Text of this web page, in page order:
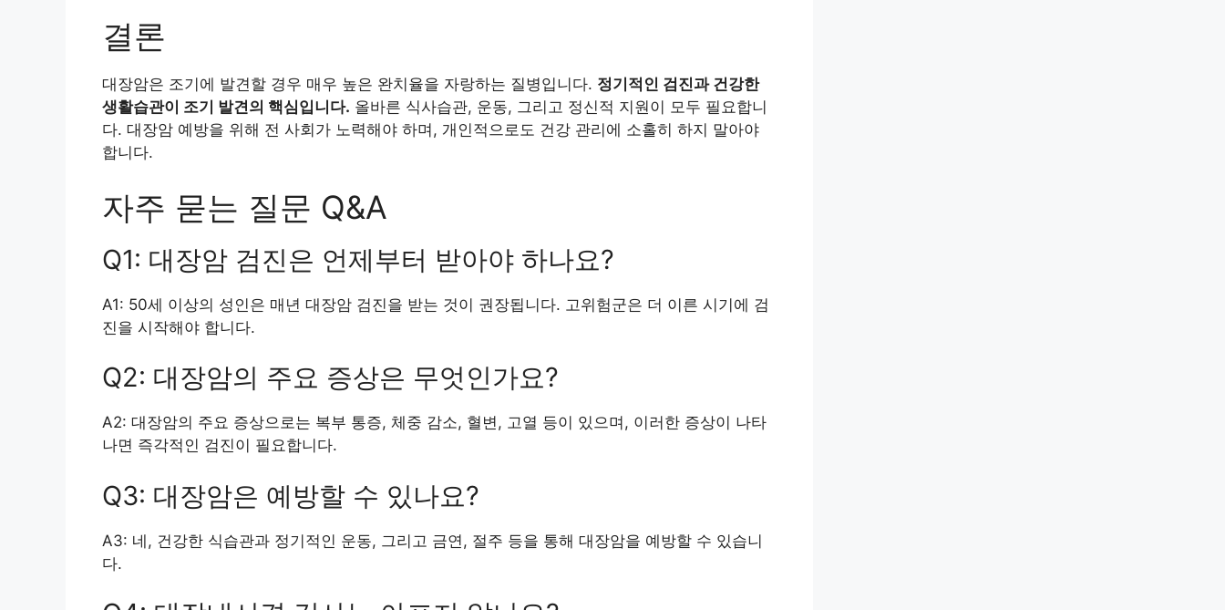
결론
대장암은 조기에 발견할 경우 매우 높은 완치율을 자랑하는 질병입니다. 정기적인 검진과 건강한
생활습관이 조기 발견의 핵심입니다. 올바른 식사습관, 운동, 그리고 정신적 지원이 모두 필요합니
다. 대장암 예방을 위해 전 사회가 노력해야 하며, 개인적으로도 건강 관리에 소홀히 하지 말아야
합니다.
자주 묻는 질문 Q&A
Q1: 대장암 검진은 언제부터 받아야 하나요?
A1: 50세 이상의 성인은 매년 대장암 검진을 받는 것이 권장됩니다. 고위험군은 더 이른 시기에 검
진을 시작해야 합니다.
Q2: 대장암의 주요 증상은 무엇인가요?
A2: 대장암의 주요 증상으로는 복부 통증, 체중 감소, 혈변, 고열 등이 있으며, 이러한 증상이 나타
나면 즉각적인 검진이 필요합니다.
Q3: 대장암은 예방할 수 있나요?
A3: 네, 건강한 식습관과 정기적인 운동, 그리고 금연, 절주 등을 통해 대장암을 예방할 수 있습니
다.